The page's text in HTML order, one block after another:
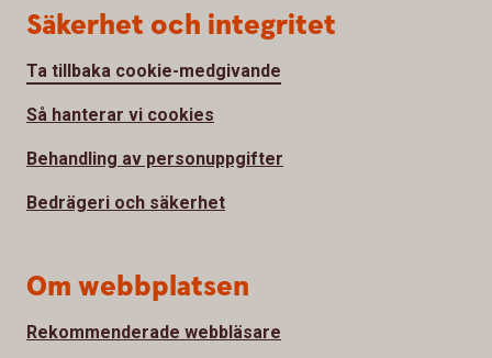
Säkerhet och integritet
Ta tillbaka cookie-medgivande
Så hanterar vi cookies
Behandling av personuppgifter
Bedrägeri och säkerhet
Om webbplatsen
Rekommenderade webbläsare